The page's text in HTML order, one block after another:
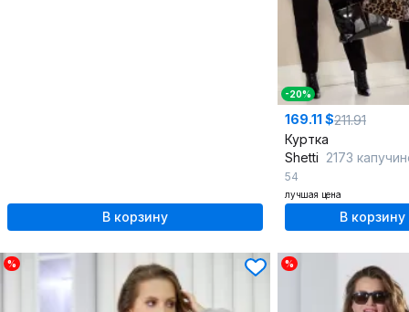
В корзину
-20%
169.11 $211.91
Куртка
Shetti 2173
54
лучшая цена
В корзину
% %